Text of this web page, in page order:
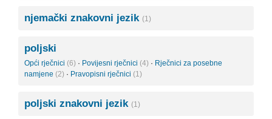
njemački znakovni jezik (1)
poljski
Opći rječnici (6) · Povijesni rječnici (4) · Rječnici za posebne
namjene (2) · Pravopisni rječnici (1)
poljski znakovni jezik (1)